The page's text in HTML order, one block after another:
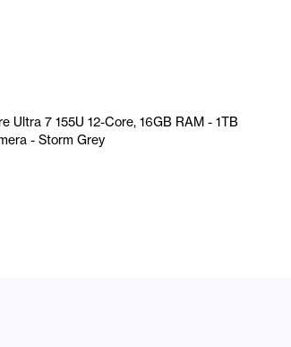
Ultra 7 155U 12-Core, 16GB RAM - 1TB
- Storm Grey